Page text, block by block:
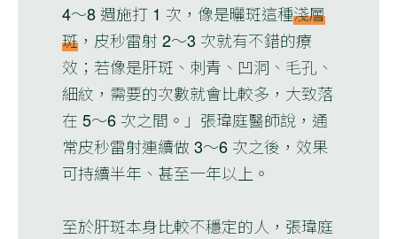
4～8 週施打 1 次，像是曬斑這種淺層
斑 ，皮秒雷射 2～3 次就有不錯的療
效；若像是肝斑、刺青、凹洞、毛孔、
細紋，需要的次數就會比較多，大致落
在 5～6 次之間。」張瑋庭醫師說，通
常皮秒雷射連續做 3～6 次之後，效果
可持續半年、甚至一年以上。
至於肝斑本身比較不穩定的人，張瑋庭